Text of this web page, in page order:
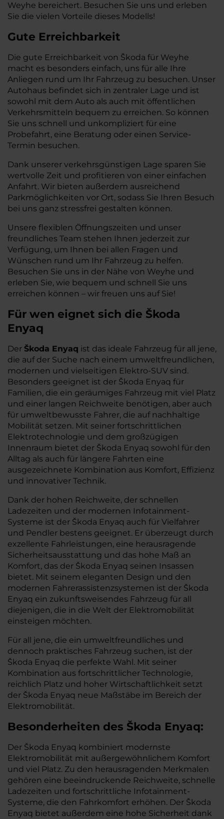
Weyhe bereichert. Besuchen Sie uns und erleben
Sie die vielen Vorteile dieses Modells!
Gute Erreichbarkeit
Die gute Erreichbarkeit von Škoda für Weyhe
macht es besonders einfach, uns für alle Ihre
Anliegen rund um Ihr Fahrzeug zu besuchen. Unser
Autohaus befindet sich in zentraler Lage und ist
sowohl mit dem Auto als auch mit öffentlichen
Verkehrsmitteln bequem zu erreichen. So können
Sie uns schnell und unkompliziert für eine
Probefahrt, eine Beratung oder einen Service-
Termin besuchen.
Dank unserer verkehrsgünstigen Lage sparen Sie
wertvolle Zeit und profitieren von einer einfachen
Anfahrt. Wir bieten außerdem ausreichend
Parkmöglichkeiten vor Ort, sodass Sie Ihren Besuch
bei uns ganz stressfrei gestalten können.
Unsere flexiblen Öffnungszeiten und unser
freundliches Team stehen Ihnen jederzeit zur
Verfügung, um Ihnen bei allen Fragen und
Wünschen rund um Ihr Fahrzeug zu helfen.
Besuchen Sie uns in der Nähe von Weyhe und
erleben Sie, wie bequem und schnell Sie uns
erreichen können – wir freuen uns auf Sie!
Für wen eignet sich die Škoda
Enyaq
Der Škoda Enyaq ist das ideale Fahrzeug für all jene,
die auf der Suche nach einem umweltfreundlichen,
modernen und vielseitigen Elektro-SUV sind.
Besonders geeignet ist der Škoda Enyaq für
Familien, die ein geräumiges Fahrzeug mit viel Platz
und einer langen Reichweite benötigen, aber auch
für umweltbewusste Fahrer, die auf nachhaltige
Mobilität setzen. Mit seiner fortschrittlichen
Elektrotechnologie und dem großzügigen
Innenraum bietet der Škoda Enyaq sowohl für den
Alltag als auch für längere Fahrten eine
ausgezeichnete Kombination aus Komfort, Effizienz
und innovativer Technik.
Dank der hohen Reichweite, der schnellen
Ladezeiten und der modernen Infotainment-
Systeme ist der Škoda Enyaq auch für Vielfahrer
und Pendler bestens geeignet. Er überzeugt durch
exzellente Fahrleistungen, eine herausragende
Sicherheitsausstattung und das hohe Maß an
Komfort, das der Škoda Enyaq seinen Insassen
bietet. Mit seinem eleganten Design und den
modernen Fahrerassistenzsystemen ist der Škoda
Enyaq ein zukunftsweisendes Fahrzeug für all
diejenigen, die in die Welt der Elektromobilität
einsteigen möchten.
Für all jene, die ein umweltfreundliches und
dennoch praktisches Fahrzeug suchen, ist der
Škoda Enyaq die perfekte Wahl. Mit seiner
Kombination aus fortschrittlicher Technologie,
reichlich Platz und hoher Wirtschaftlichkeit setzt
der Škoda Enyaq neue Maßstäbe im Bereich der
Elektromobilität.
Besonderheiten des Škoda Enyaq:
Der Škoda Enyaq kombiniert modernste
Elektromobilität mit außergewöhnlichem Komfort
und viel Platz. Zu den herausragenden Merkmalen
gehören eine beeindruckende Reichweite, schnelle
Ladezeiten und fortschrittliche Infotainment-
Systeme, die den Fahrkomfort erhöhen. Der Škoda
Enyaq bietet außerdem eine hohe Sicherheit dank